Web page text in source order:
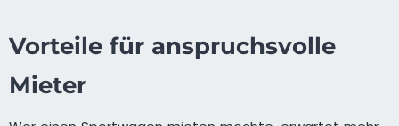
Vorteile für anspruchsvolle
Mieter